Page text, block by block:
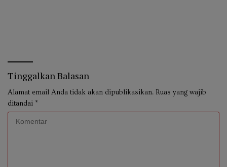
Tinggalkan Balasan
Alamat email Anda tidak akan dipublikasikan. Ruas yang wajib
ditandai *